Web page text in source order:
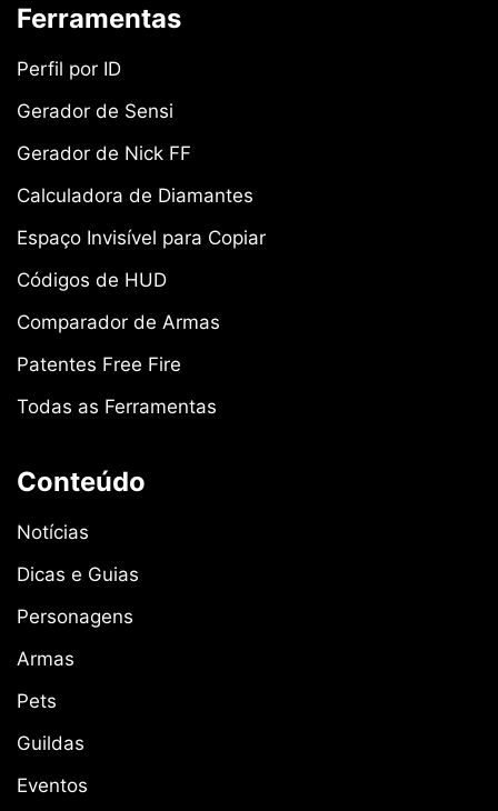
Ferramentas
Perfil por ID
Gerador de Sensi
Gerador de Nick FF
Calculadora de Diamantes
Espaço Invisível para Copiar
Códigos de HUD
Comparador de Armas
Patentes Free Fire
Todas as Ferramentas
Conteúdo
Notícias
Dicas e Guias
Personagens
Armas
Pets
Guildas
Eventos